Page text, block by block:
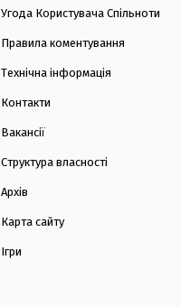
Угода Користувача Спільноти
Правила коментування
Технічна інформація
Контакти
Вакансії
Структура власності
Архів
Карта сайту
Ігри